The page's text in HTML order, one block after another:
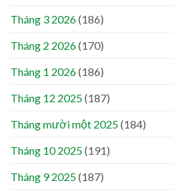
Tháng 3 2026(186)
Tháng 2 2026(170)
Tháng 1 2026(186)
Tháng 12 2025(187)
Tháng mười một 2025(184)
Tháng 10 2025(191)
Tháng 9 2025(187)